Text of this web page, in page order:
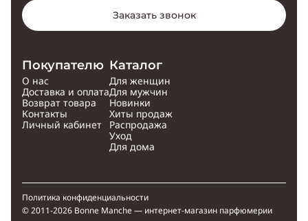
Покупателю
О нас
Доставка и оплата
Возврат товара
Контакты
Личный кабинет
Каталог
Для женщин
Для мужчин
Новинки
Хиты продаж
Распродажа
Уход
Для дома
Заказать звонок
© 2011-2026 Bonne Manche — интернет-магазин парфюмерии
Политика конфиденциальности